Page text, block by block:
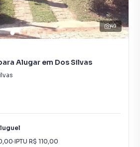
49
Alugar em Dos Silvas
·IPTU R$ 110,00